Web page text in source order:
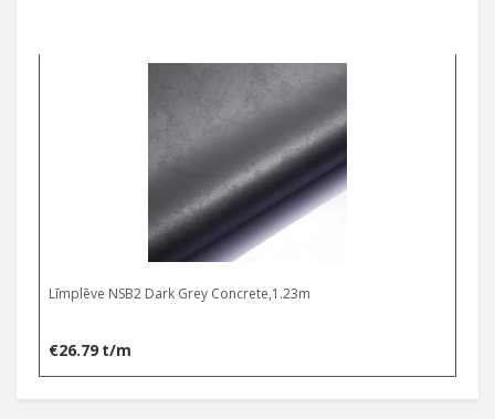
Līmplēve NSB2 Dark Grey Concrete,1.23m
€26.79 t/m